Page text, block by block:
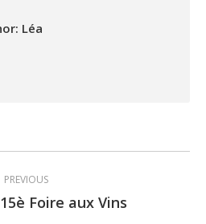
Léa
PREVIOUS
Previous
Foire aux Vins